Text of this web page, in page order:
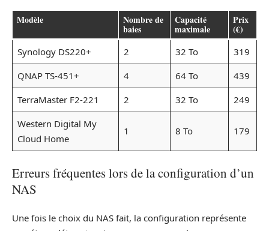
Modèle Nombre de
baies
Capacité
maximale
Prix
(€)
Synology DS220+ 2 32 To
319
QNAP TS-451+
4 64 To
439
TerraMaster F2-221
2 32 To
249
Western Digital My
Cloud Home
1 8 To 179
Erreurs fréquentes lors de la configuration d’un
NAS
Une fois le choix du NAS fait, la configuration représente